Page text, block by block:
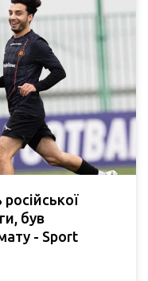
російської
був
- Sport